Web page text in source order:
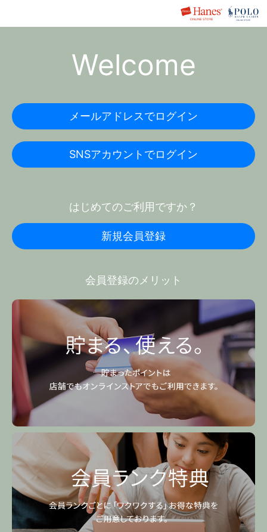
Welcome
メールアドレスでログイン
SNSアカウントでログイン
はじめてのご利用ですか？
新規会員登録
会員登録のメリット